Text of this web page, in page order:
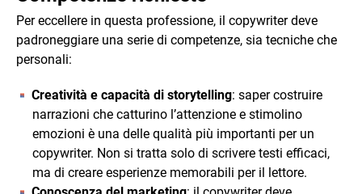
Per eccellere in questa professione, il copywriter deve
padroneggiare una serie di competenze, sia tecniche che
personali:
Creatività e capacità di storytelling: saper costruire
narrazioni che catturino l’attenzione e stimolino
emozioni è una delle qualità più importanti per un
copywriter. Non si tratta solo di scrivere testi efficaci,
ma di creare esperienze memorabili per il lettore.